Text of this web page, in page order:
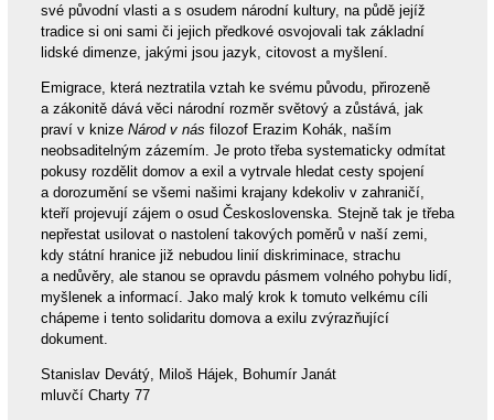
své původní vlasti a s osudem národní kultury, na půdě jejíž
tradice si oni sami či jejich předkové osvojovali tak základní
lidské dimenze, jakými jsou jazyk, citovost a myšlení.
Emigrace, která neztratila vztah ke svému původu, přirozeně
a zákonitě dává věci národní rozměr světový a zůstává, jak
praví v knize Národ v nás filozof Erazim Kohák, naším
neobsaditelným zázemím. Je proto třeba systematicky odmítat
pokusy rozdělit domov a exil a vytrvale hledat cesty spojení
a dorozumění se všemi našimi krajany kdekoliv v zahraničí,
kteří projevují zájem o osud Československa. Stejně tak je třeba
nepřestat usilovat o nastolení takových poměrů v naší zemi,
kdy státní hranice již nebudou linií diskriminace, strachu
a nedůvěry, ale stanou se opravdu pásmem volného pohybu lidí,
myšlenek a informací. Jako malý krok k tomuto velkému cíli
chápeme i tento solidaritu domova a exilu zvýrazňující
dokument.
Stanislav Devátý, Miloš Hájek, Bohumír Janát
mluvčí Charty 77